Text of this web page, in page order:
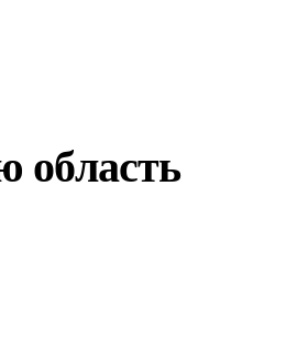
область